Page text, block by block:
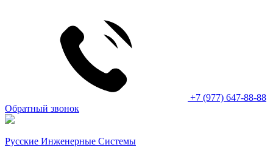
+7 (977) 647-88-88
Обратный звонок
Русские Инженерные Системы